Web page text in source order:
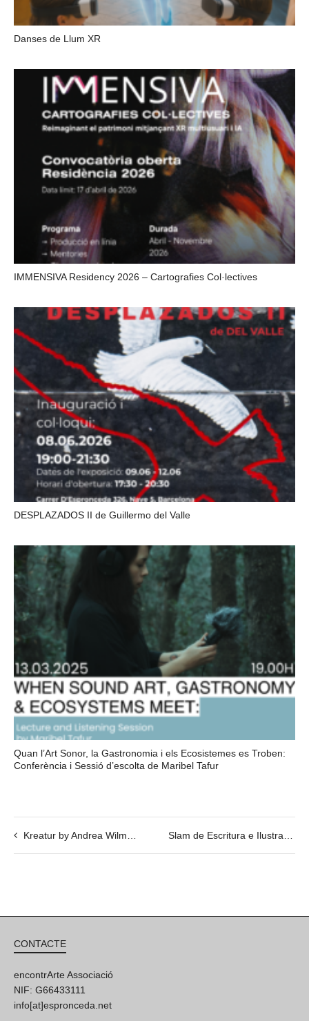
Danses de Llum XR
IMMENSIVA Residency 2026 – Cartografies Col·lectives
DESPLAZADOS II de Guillermo del Valle
Quan l’Art Sonor, la Gastronomia i els Ecosistemes es Troben:
Conferència i Sessió d’escolta de Maribel Tafur
Kreatur by Andrea Wilmsen
CONTACTE
encontrArte Associació
NIF: G66433111
info[at]espronceda.net